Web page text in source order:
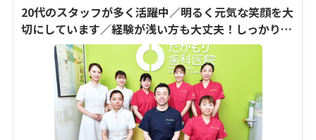
聞いた。
同院。歯科医師や歯科衛生士、歯科助手や受
付スタッフなど、多くの職員が力を合わせな
がら、患者さんの診療にあたります。多職種
によるチーム連携が魅力とのことで、林副院
長も専門性や得意分野が異なる歯科医師やス
タッフと働く中で「日々たくさんの刺激をも
らっています」とにっこり。また林副院長
は、プライベートでは2児の母として子育て
にも奮闘中とのこと。取材では、職場として
の魅力やスタッフの人柄などについて、詳し
く聞きました。
20代のスタッフが多く活躍中／明るく元気な笑顔を大
切にしています／経験が浅い方も大丈夫！しっかりと
スタッフみんなで教育！